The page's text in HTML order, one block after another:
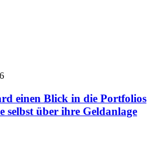
einen Blick in die Portfolios
selbst über ihre Geldanlage